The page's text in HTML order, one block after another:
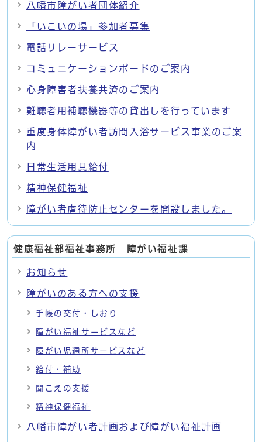
八幡市障がい者団体紹介
「いこいの場」参加者募集
電話リレーサービス
コミュニケーションボードのご案内
心身障害者扶養共済のご案内
難聴者用補聴機器等の貸出しを行っています
重度身体障がい者訪問入浴サービス事業のご案
内
日常生活用具給付
精神保健福祉
障がい者虐待防止センターを開設しました。
健康福祉部福祉事務所 障がい福祉課
お知らせ
障がいのある方への支援
手帳の交付・しおり
障がい福祉サービスなど
障がい児通所サービスなど
給付・補助
聞こえの支援
精神保健福祉
八幡市障がい者計画および障がい福祉計画